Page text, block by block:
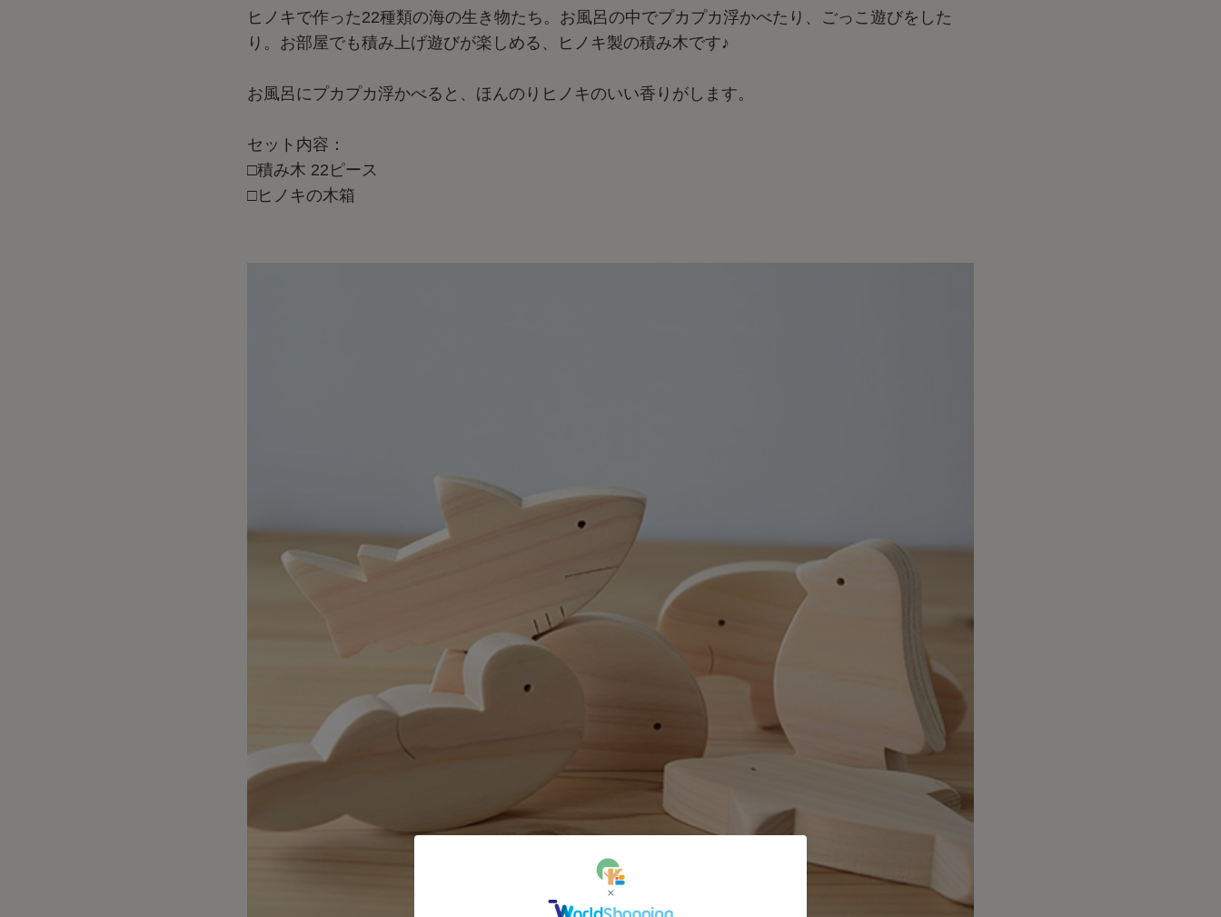
ヒノキで作った22種類の海の生き物たち。お風呂の中でプカプカ浮かべたり、ごっこ遊びをした
り。お部屋でも積み上げ遊びが楽しめる、ヒノキ製の積み木です♪
お風呂にプカプカ浮かべると、ほんのりヒノキのいい香りがします。
セット内容：
□積み木 22ピース
□ヒノキの木箱